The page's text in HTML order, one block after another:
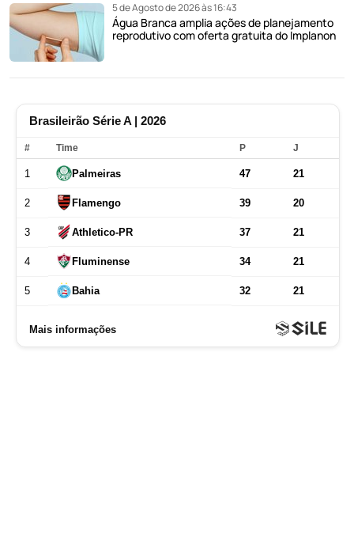
5 de Agosto de 2026 às 16:43
Água Branca amplia ações de planejamento
reprodutivo com oferta gratuita do Implanon